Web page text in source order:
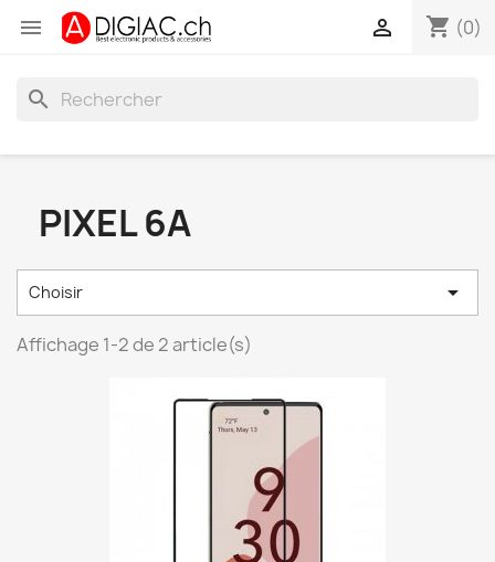
 shopping_cart (0)

search
PIXEL 6A
Choisir 
Affichage 1-2 de 2 article(s)